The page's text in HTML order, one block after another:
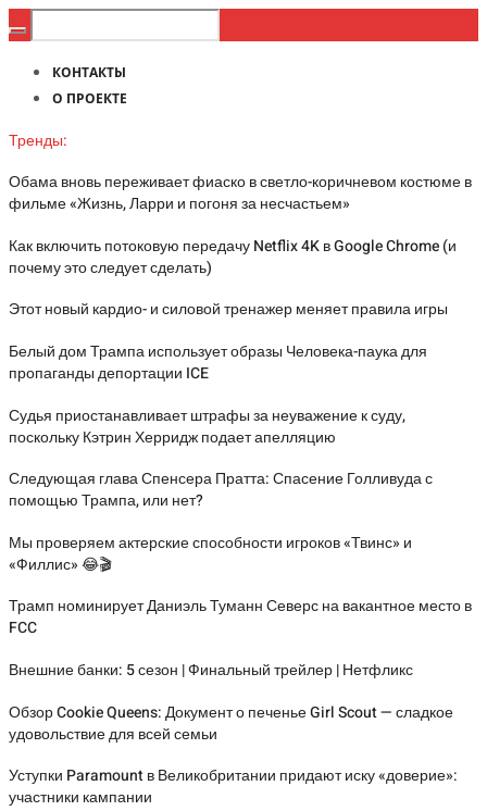
КОНТАКТЫ
О ПРОЕКТЕ
Тренды:
Обама вновь переживает фиаско в светло-коричневом костюме в
фильме «Жизнь, Ларри и погоня за несчастьем»
Как включить потоковую передачу Netflix 4K в Google Chrome (и
почему это следует сделать)
Этот новый кардио- и силовой тренажер меняет правила игры
Белый дом Трампа использует образы Человека-паука для
пропаганды депортации ICE
Судья приостанавливает штрафы за неуважение к суду,
поскольку Кэтрин Херридж подает апелляцию
Следующая глава Спенсера Пратта: Спасение Голливуда с
помощью Трампа, или нет?
Мы проверяем актерские способности игроков «Твинс» и
«Филлис» 😂🎬
Трамп номинирует Даниэль Туманн Северс на вакантное место в
FCC
Внешние банки: 5 сезон | Финальный трейлер | Нетфликс
Обзор Cookie Queens: Документ о печенье Girl Scout — сладкое
удовольствие для всей семьи
Уступки Paramount в Великобритании придают иску «доверие»:
участники кампании